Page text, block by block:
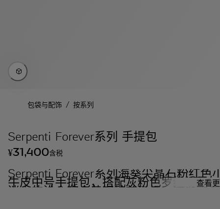
包袋与配饰 / 按系列
Serpenti Forever系列 手提包
¥31,400含税
Serpenti Forever系列海葵尖晶石粉红色
牛皮中号手提包，搭配灰粉色罗缎衬里。
迷人的浅金镀金黄铜蛇首磁扣，饰以黑色
查看